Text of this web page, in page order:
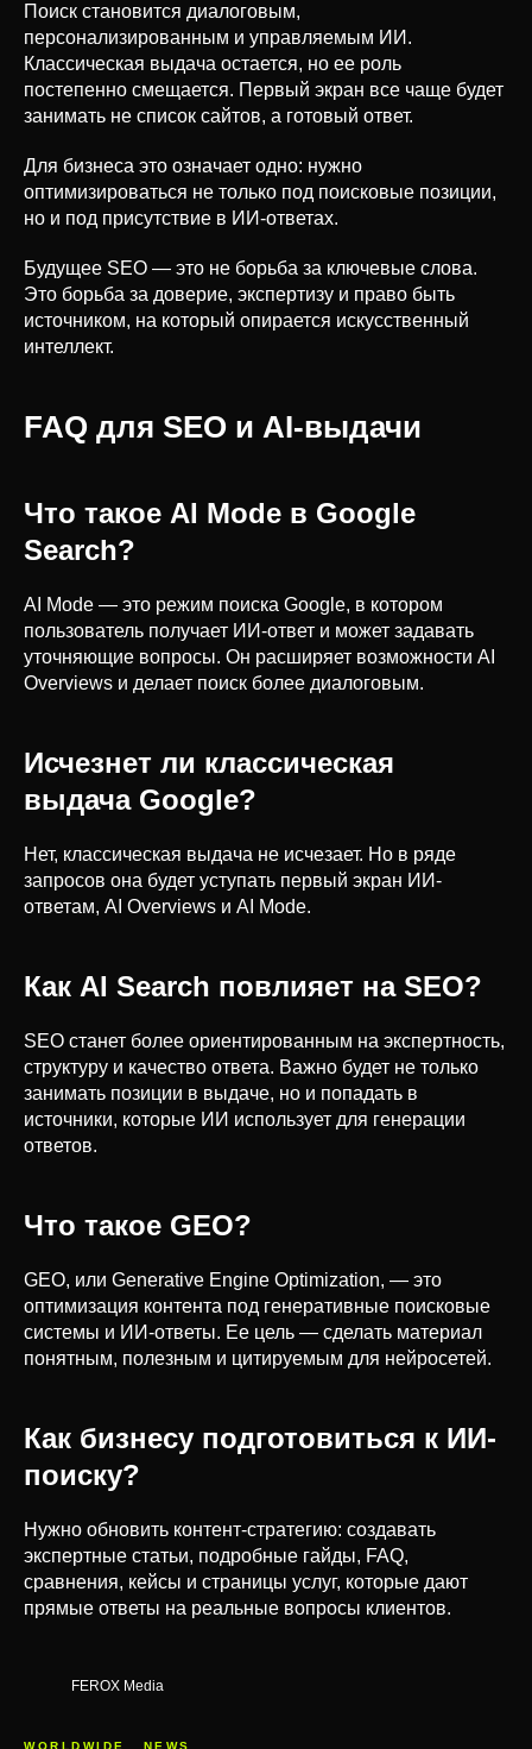
Поиск становится диалоговым,
персонализированным и управляемым ИИ.
Классическая выдача остается, но ее роль
постепенно смещается. Первый экран все чаще будет
занимать не список сайтов, а готовый ответ.
Для бизнеса это означает одно: нужно
оптимизироваться не только под поисковые позиции,
но и под присутствие в ИИ-ответах.
Будущее SEO — это не борьба за ключевые слова.
Это борьба за доверие, экспертизу и право быть
источником, на который опирается искусственный
интеллект.
FAQ для SEO и AI-выдачи
Что такое AI Mode в Google
Search?
AI Mode — это режим поиска Google, в котором
пользователь получает ИИ-ответ и может задавать
уточняющие вопросы. Он расширяет возможности AI
Overviews и делает поиск более диалоговым.
Исчезнет ли классическая
выдача Google?
Нет, классическая выдача не исчезает. Но в ряде
запросов она будет уступать первый экран ИИ-
ответам, AI Overviews и AI Mode.
Как AI Search повлияет на SEO?
SEO станет более ориентированным на экспертность,
структуру и качество ответа. Важно будет не только
занимать позиции в выдаче, но и попадать в
источники, которые ИИ использует для генерации
ответов.
Что такое GEO?
GEO, или Generative Engine Optimization, — это
оптимизация контента под генеративные поисковые
системы и ИИ-ответы. Ее цель — сделать материал
понятным, полезным и цитируемым для нейросетей.
Как бизнесу подготовиться к ИИ-
поиску?
Нужно обновить контент-стратегию: создавать
экспертные статьи, подробные гайды, FAQ,
сравнения, кейсы и страницы услуг, которые дают
прямые ответы на реальные вопросы клиентов.
FEROX Media